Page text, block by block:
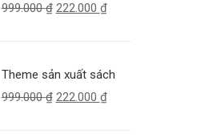
999.000₫ 222.000 ₫
Theme sản xuất sách
999.000₫ 222.000 ₫